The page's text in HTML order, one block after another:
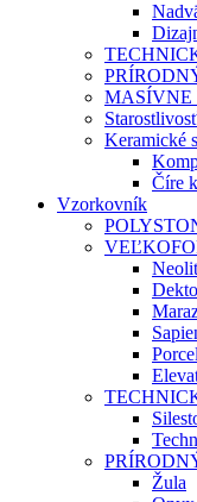
MASÍVNE
Keramické
Číre
Vzorkovník
Žula